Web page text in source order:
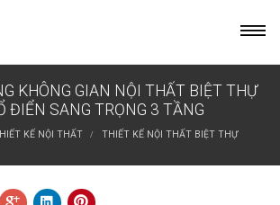
KHÔNG GIAN NỘI THẤT BIỆT THỰ
ĐIỂN SANG TRỌNG 3 TẦNG
KẾ NỘI THẤT THIẾT KẾ NỘI THẤT BIỆT THỰ